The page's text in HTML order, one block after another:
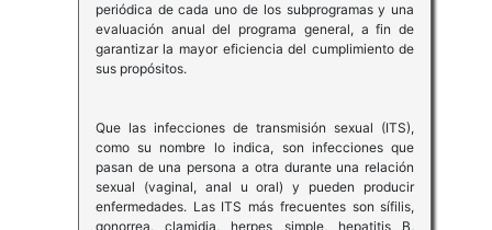
periódica de cada uno de los subprogramas y una
evaluación anual del programa general, a fin de
garantizar la mayor eficiencia del cumplimiento de
sus propósitos.
Que las infecciones de transmisión sexual (ITS),
como su nombre lo indica, son infecciones que
pasan de una persona a otra durante una relación
sexual (vaginal, anal u oral) y pueden producir
enfermedades. Las ITS más frecuentes son sífilis,
gonorrea, clamidia, herpes simple, hepatitis B,